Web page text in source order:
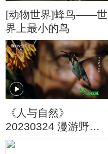
[动物世界]蜂鸟——世
界上最小的鸟
《人与自然》
20230324 漫游野性
世界